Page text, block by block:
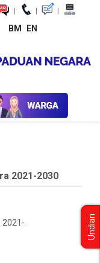
| | |
BM EN
Tindakan
2021-2030
2021-
Undian